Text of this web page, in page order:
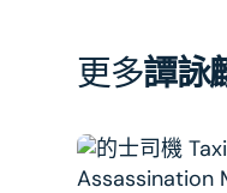
碟)
的
量
碟
的
量
更多譚詠